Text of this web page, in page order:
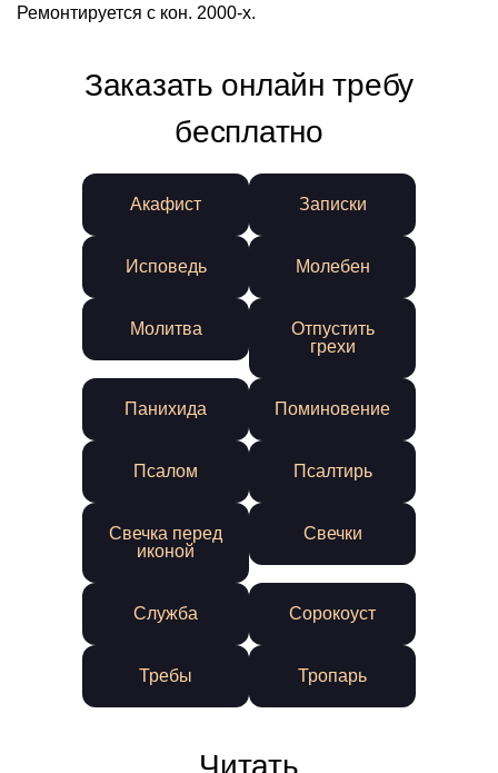
Ремонтируется с кон. 2000-х.
Заказать онлайн требу
бесплатно
Акафист Записки
Исповедь Молебен
Молитва
Отпустить
грехи
Панихида Поминовение
Псалом Псалтирь
Свечка перед
иконой
Свечки
Служба Сорокоуст
Требы Тропарь
Читать